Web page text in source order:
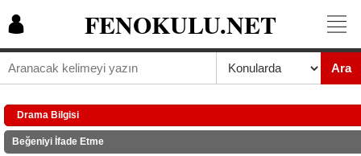
FENOKULU.NET
Ara
Drama Bilgisi
Beğeniyi İfade Etme